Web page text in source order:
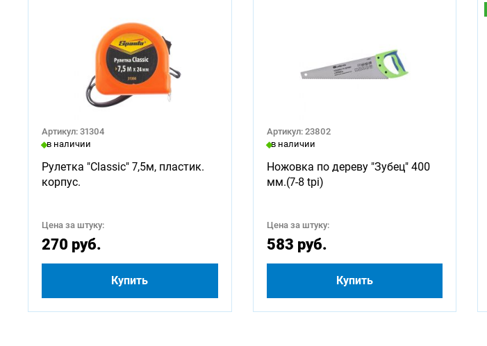
Артикул: 31304
в наличии
Рулетка "Classic" 7,5м, пластик.
корпус.
Цена за штуку:
270 руб.
Купить
Артикул: 23802
в наличии
Ножовка по дереву "Зубец" 400
мм.(7-8 tpi)
Цена за штуку:
583 руб.
Купить